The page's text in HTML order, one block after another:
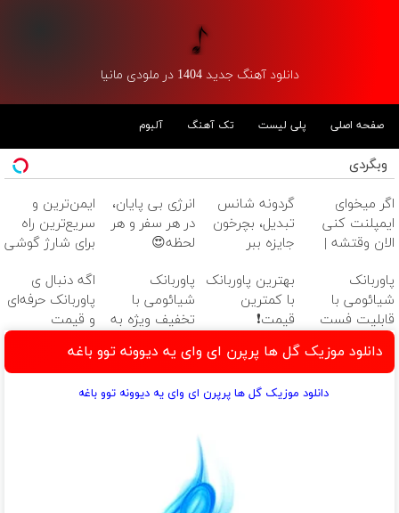
دانلود آهنگ جدید 1404 در ملودی مانیا
صفحه اصلی پلی لیست تک آهنگ آلبوم
وبگردی
اگر میخوای
ایمپلنت کنی
الان وقتشه |
میلیون تومان!!!
گردونه شانس
تبدیل، بچرخون
جایزه ببر
انرژی بی پایان،
در هر سفر و هر
لحظه😍
شیائومی با
تخفیف ویژه🔥
ایمن‌ترین و
سریع‌ترین راه
برای شارژ گوشی
پاوربانک
شیائومی با
قابلیت فست
شارژ در زمان
های بی برقی⚡
بهترین پاوربانک
با کمترین
قیمت❗
پاوربانک
شیائومی با
تخفیف ویژه به
اگه دنبال ی
پاوربانک حرفه‌ای
و قیمت
رو از دست نده
👌🏻
دانلود موزیک گل ها پرپرن ای وای یه دیوونه توو باغه
دانلود موزیک گل ها پرپرن ای وای یه دیوونه توو باغه